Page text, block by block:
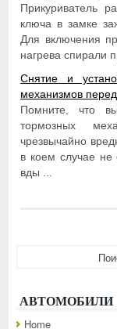
Прикуриватель
ключа в замке
Для включения
нагрева спирали
Снятие и
механизмов
Помните, что
тормозных
чрезвычайно
в коем случае
вды ...
АВТОМОБИЛИ
Home